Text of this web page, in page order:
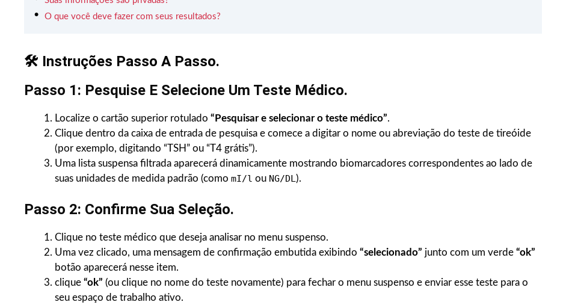
O que você deve fazer com seus resultados?
🛠️ Instruções Passo A Passo.
Passo 1: Pesquise E Selecione Um Teste Médico.
Localize o cartão superior rotulado “Pesquisar e selecionar o teste médico”.
Clique dentro da caixa de entrada de pesquisa e comece a digitar o nome ou abreviação do teste de tireóide
(por exemplo, digitando “TSH” ou “T4 grátis”).
Uma lista suspensa filtrada aparecerá dinamicamente mostrando biomarcadores correspondentes ao lado de
suas unidades de medida padrão (como mI/l ou NG/DL).
Passo 2: Confirme Sua Seleção.
Clique no teste médico que deseja analisar no menu suspenso.
Uma vez clicado, uma mensagem de confirmação embutida exibindo “selecionado” junto com um verde “ok”
botão aparecerá nesse item.
clique “ok” (ou clique no nome do teste novamente) para fechar o menu suspenso e enviar esse teste para o
seu espaço de trabalho ativo.